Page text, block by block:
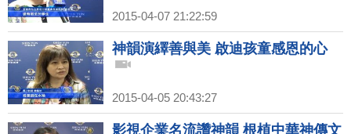
2015-04-07 21:22:59
神韻演繹善與美 啟迪孩童感恩的心
2015-04-05 20:43:27
影視企業名流讚神韻 根植中華神傳文